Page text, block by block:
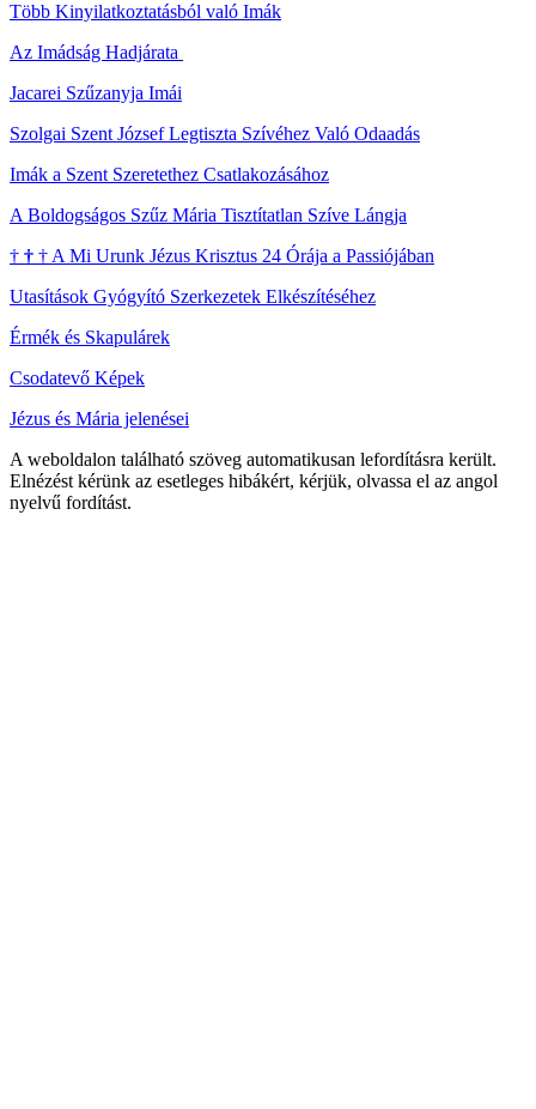
Több Kinyilatkoztatásból való Imák
Az Imádság Hadjárata
Jacarei Szűzanyja Imái
Szolgai Szent József Legtiszta Szívéhez Való Odaadás
Imák a Szent Szeretethez Csatlakozásához
A Boldogságos Szűz Mária Tisztítatlan Szíve Lángja
† † † A Mi Urunk Jézus Krisztus 24 Órája a Passiójában
Utasítások Gyógyító Szerkezetek Elkészítéséhez
Érmék és Skapulárek
Csodatevő Képek
Jézus és Mária jelenései
A weboldalon található szöveg automatikusan lefordításra került.
Elnézést kérünk az esetleges hibákért, kérjük, olvassa el az angol
nyelvű fordítást.